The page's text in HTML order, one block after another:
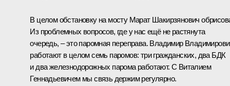
В целом обстановку на мосту Марат Шакирзянович
Из проблемных вопросов, где у нас ещё не растянута
очередь, – это паромная переправа. Владимир
работают в целом семь паромов: три гражданских, два БДК
и два железнодорожных парома работают. С Виталием
Геннадьевичем мы связь держим регулярно.